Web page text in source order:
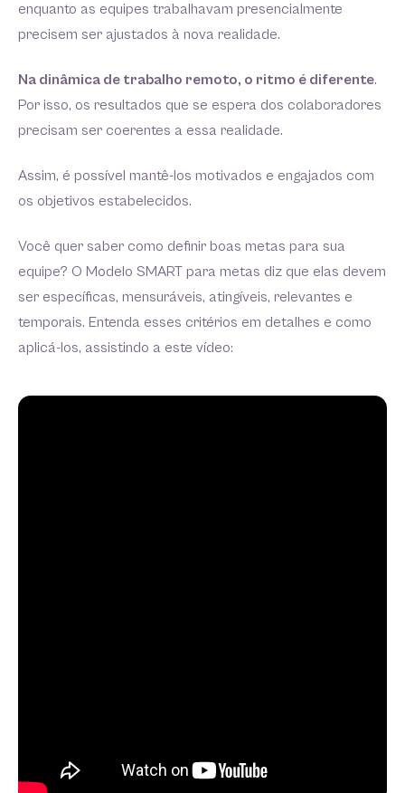
enquanto as equipes trabalhavam presencialmente
precisem ser ajustados à nova realidade.
Na dinâmica de trabalho remoto, o ritmo é diferente.
Por isso, os resultados que se espera dos colaboradores
precisam ser coerentes a essa realidade.
Assim, é possível mantê-los motivados e engajados com
os objetivos estabelecidos.
Você quer saber como definir boas metas para sua
equipe? O Modelo SMART para metas diz que elas devem
ser específicas, mensuráveis, atingíveis, relevantes e
temporais. Entenda esses critérios em detalhes e como
aplicá-los, assistindo a este vídeo: